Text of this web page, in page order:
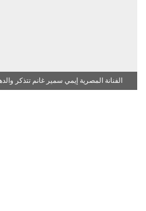
الفنانة المصرية إيمي سمير غانم تتذكر